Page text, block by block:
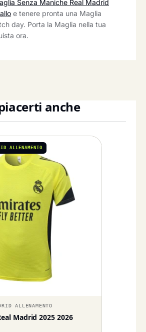
Senza Maniche Real Madrid
e tenere pronta una Maglia
day. Porta la Maglia nella tua
ora.
anche
ALLENAMENTO
ALLENAMENTO
Madrid 2025 2026